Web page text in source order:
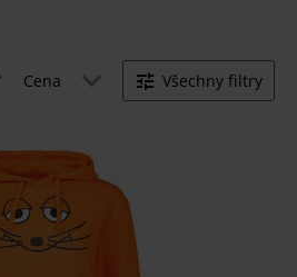
Cena Všechny filtry